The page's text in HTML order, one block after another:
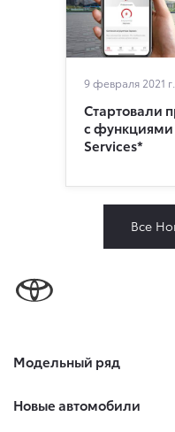
9 февраля 2021 г.
Стартовали
с функциями
Services*
Все
Модельный ряд
Новые автомобили